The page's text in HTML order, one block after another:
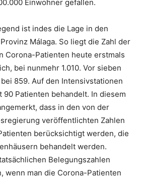
Einwohner gefallen.
ist indes die Lage in den
Málaga. So liegt die Zahl der
Corona-Patienten heute erstmals
bei nunmehr 1.010. Vor sieben
859. Auf den Intensivstationen
90 Patienten behandelt. In diesem
dass in den von der
veröffentlichten Zahlen
berücksichtigt werden, die
behandelt werden.
Belegungszahlen
wenn man die Corona-Patienten